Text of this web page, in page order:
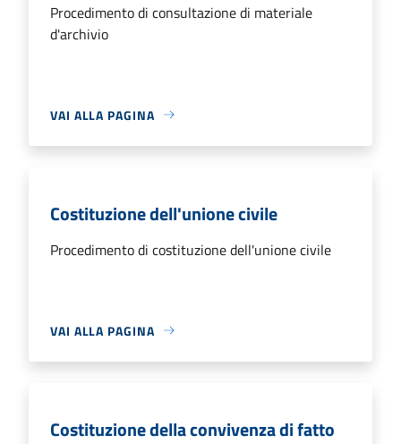
Procedimento di consultazione di materiale
d'archivio
VAI ALLA PAGINA
Costituzione dell'unione civile
Procedimento di costituzione dell'unione civile
VAI ALLA PAGINA
Costituzione della convivenza di fatto